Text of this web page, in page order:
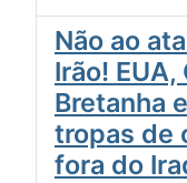
Não ao
Irão! EUA,
Bretanha
tropas de
fora do